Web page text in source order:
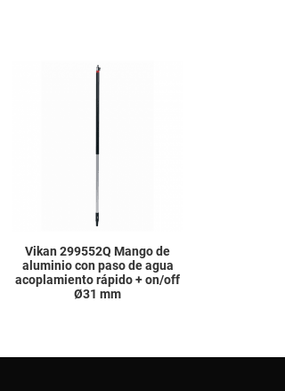
Vikan 299552Q Mango de
aluminio con paso de agua
acoplamiento rápido + on/off
Ø31 mm